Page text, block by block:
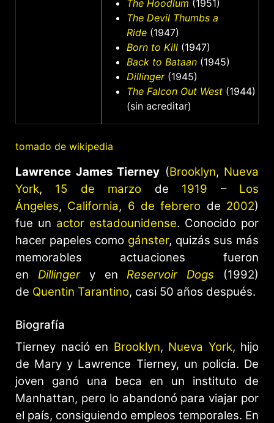
The Hoodlum (1951)
The Devil Thumbs a
Ride (1947)
Born to Kill (1947)
Back to Bataan (1945)
Dillinger(1945)
The Falcon Out West (1944)
(sin acreditar)
tomado de wikipedia
Lawrence James Tierney (Brooklyn, Nueva
York, 15 de marzo de 1919 – Los
Ángeles, California, 6 de febrero de 2002)
fue un actor estadounidense. Conocido por
hacer papeles como gánster, quizás sus más
memorables actuaciones fueron
en Dillingery enReservoir Dogs (1992)
de Quentin Tarantino, casi 50 años después.
Biografía
Tierney nació en Brooklyn, Nueva York, hijo
de Mary y Lawrence Tierney, un policía. De
joven ganó una beca en un instituto de
Manhattan, pero lo abandonó para viajar por
el país, consiguiendo empleos temporales. En